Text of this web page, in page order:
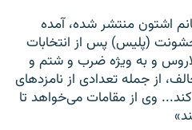
اشتون منتشر شده،‌ آمده
(پلیس) پس از انتخابات
و به ویژه ضرب و شتم و
از جمله تعدادی از نامزدهای
وی از مقامات می‌خواهد تا